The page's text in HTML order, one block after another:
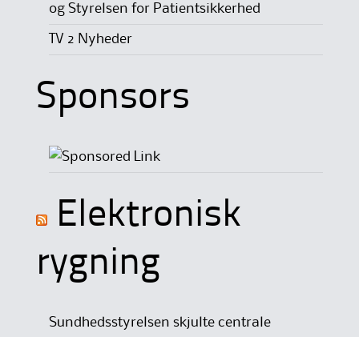
og Styrelsen for Patientsikkerhed
TV 2 Nyheder
Sponsors
Elektronisk
rygning
Sundhedsstyrelsen skjulte centrale